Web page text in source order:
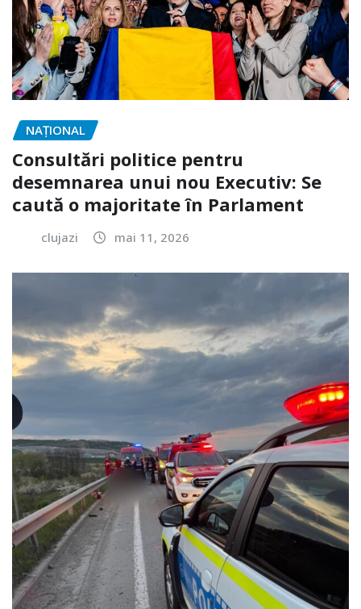
NAŢIONAL
Consultări politice pentru
desemnarea unui nou Executiv: Se
caută o majoritate în Parlament
clujazi mai 11, 2026